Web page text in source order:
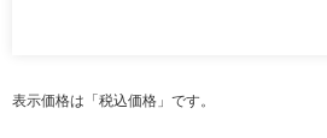
表示価格は「税込価格」です。